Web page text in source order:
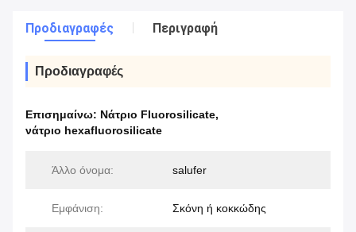
Προδιαγραφές Περιγραφή
Προδιαγραφές
Επισημαίνω: Νάτριο Fluorosilicate,
νάτριο hexafluorosilicate
Άλλο όνομα: salufer
Εμφάνιση: Σκόνη ή κοκκώδης